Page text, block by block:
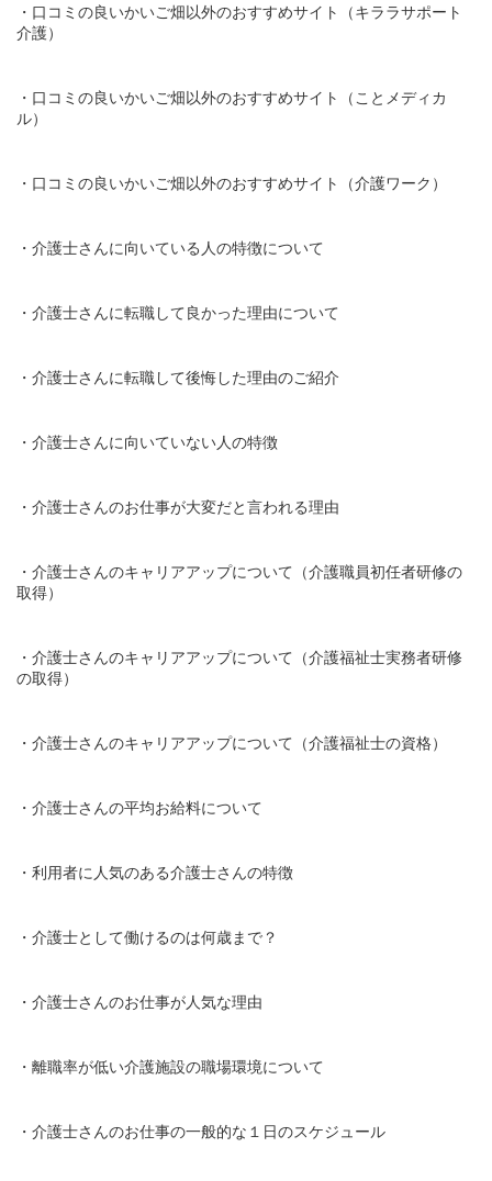
・口コミの良いかいご畑以外のおすすめサイト（キララサポート
介護）
・口コミの良いかいご畑以外のおすすめサイト（ことメディカ
ル）
・口コミの良いかいご畑以外のおすすめサイト（介護ワーク）
・介護士さんに向いている人の特徴について
・介護士さんに転職して良かった理由について
・介護士さんに転職して後悔した理由のご紹介
・介護士さんに向いていない人の特徴
・介護士さんのお仕事が大変だと言われる理由
・介護士さんのキャリアアップについて（介護職員初任者研修の
取得）
・介護士さんのキャリアアップについて（介護福祉士実務者研修
の取得）
・介護士さんのキャリアアップについて（介護福祉士の資格）
・介護士さんの平均お給料について
・利用者に人気のある介護士さんの特徴
・介護士として働けるのは何歳まで？
・介護士さんのお仕事が人気な理由
・離職率が低い介護施設の職場環境について
・介護士さんのお仕事の一般的な１日のスケジュール